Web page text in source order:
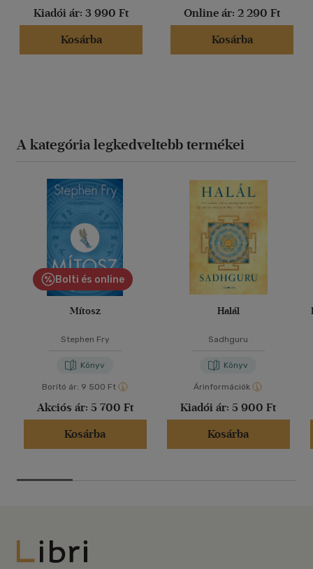
Kiadói ár: 3 990 Ft
Kosárba
Online ár: 2 290 Ft
Kosárba
A kategória legkedveltebb termékei
Bolti és online
Mítosz
Stephen Fry
Könyv
Borító ár: 9 500 Ft
Akciós ár: 5 700 Ft
Kosárba
Halál
Sadhguru
Könyv
Árinformációk
Kiadói ár: 5 900 Ft
Kosárba
Libri